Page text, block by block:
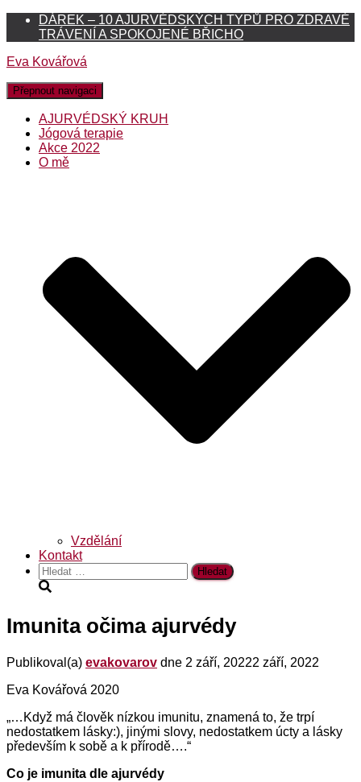
DÁREK – 10 AJURVÉDSKÝCH TYPŮ PRO ZDRAVÉ
TRÁVENÍ A SPOKOJENÉ BŘICHO
Eva Kovářová
Přepnout navigaci
AJURVÉDSKÝ KRUH
Jógová terapie
Akce 2022
O mě
Vzdělání
Kontakt
Vyhledávání
Imunita očima ajurvédy
Publikoval(a) evakovarov dne 2 září, 20222 září, 2022
Eva Kovářová 2020
„…Když má člověk nízkou imunitu, znamená to, že trpí
nedostatkem lásky:), jinými slovy, nedostatkem úcty a lásky
především k sobě a k přírodě….“
Co je imunita dle ajurvédy